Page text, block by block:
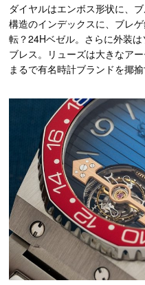
ダイヤルはエンボス形状に、
構造のインデックスに、ブレ
転？24Hベゼル。さらに外装
ブレス。リューズは大きなア
まるで有名時計ブランドを揶